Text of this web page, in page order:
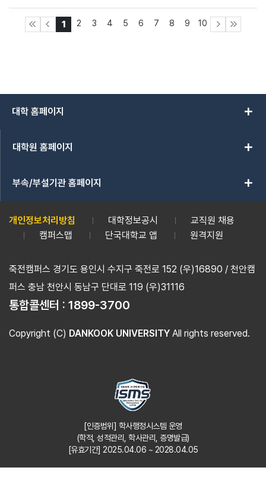
1 2 3 4 5 6 7 8 9 10
대학 홈페이지 add
대학원 홈페이지 add
부속/부설기관 홈페이지 add
개인정보처리방침 대학정보공시
교직원 채용
캠퍼스맵
단국대학교 앱 원격지원
죽전캠퍼스 경기도 용인시 수지구 죽전로 152 (우)16890 / 천안캠
퍼스 충남 천안시 동남구 단대로 119 (우)31116
통합콜센터 : 1899-3700
Copyright (C) DANKOOK UNIVERSITY All rights reserved.
[인증범위] 학사행정시스템 운영
(학적, 성적관리, 학사관리, 증명발급)
[유효기간] 2025.04.06 ~ 2028.04.05